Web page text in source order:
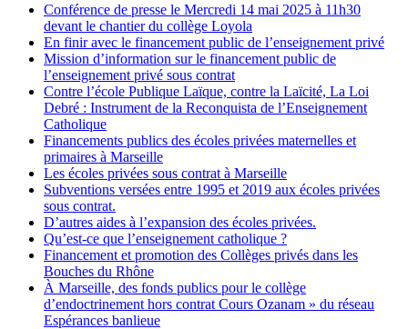
Conférence de presse le Mercredi 14 mai 2025 à 11h30
devant le chantier du collège Loyola
En finir avec le financement public de l’enseignement privé
Mission d’information sur le financement public de
l’enseignement privé sous contrat
Contre l’école Publique Laïque, contre la Laïcité, La Loi
Debré : Instrument de la Reconquista de l’Enseignement
Catholique
Financements publics des écoles privées maternelles et
primaires à Marseille
Les écoles privées sous contrat à Marseille
Subventions versées entre 1995 et 2019 aux écoles privées
sous contrat.
D’autres aides à l’expansion des écoles privées.
Qu’est-ce que l’enseignement catholique ?
Financement et promotion des Collèges privés dans les
Bouches du Rhône
À Marseille, des fonds publics pour le collège
d’endoctrinement hors contrat Cours Ozanam » du réseau
Espérances banlieue